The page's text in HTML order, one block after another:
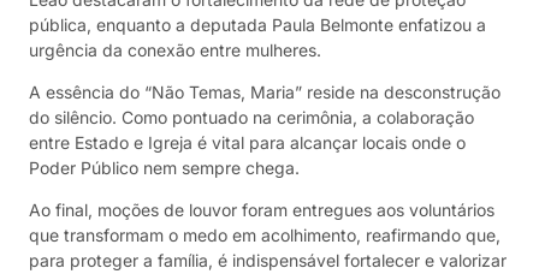
pública, enquanto a deputada Paula Belmonte enfatizou a
urgência da conexão entre mulheres.
A essência do “Não Temas, Maria” reside na desconstrução
do silêncio. Como pontuado na cerimônia, a colaboração
entre Estado e Igreja é vital para alcançar locais onde o
Poder Público nem sempre chega.
Ao final, moções de louvor foram entregues aos voluntários
que transformam o medo em acolhimento, reafirmando que,
para proteger a família, é indispensável fortalecer e valorizar